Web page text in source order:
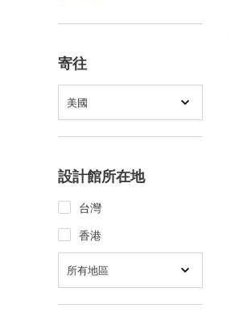
寄往
美國
設計館所在地
台灣
香港
所有地區